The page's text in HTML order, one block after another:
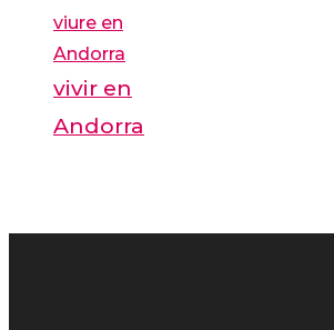
viure en
Andorra
vivir en
Andorra